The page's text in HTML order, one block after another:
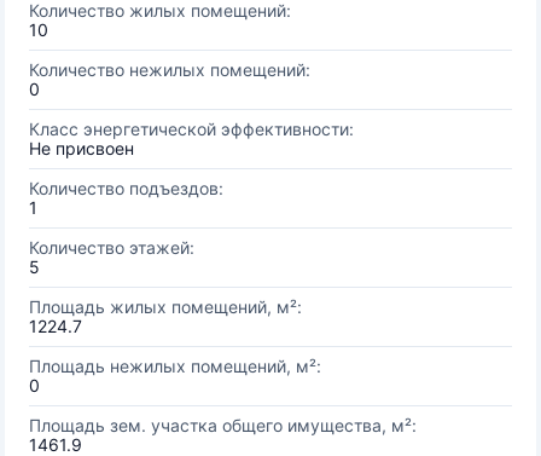
Количество жилых помещений:
10
Количество нежилых помещений:
0
Класс энергетической эффективности:
Не присвоен
Количество подъездов:
1
Количество этажей:
5
Площадь жилых помещений, м²:
1224.7
Площадь нежилых помещений, м²:
0
Площадь зем. участка общего имущества, м²:
1461.9